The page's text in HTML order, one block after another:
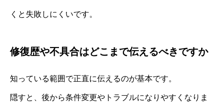
くと失敗しにくいです。
修復歴や不具合はどこまで伝えるべきですか
知っている範囲で正直に伝えるのが基本です。
隠すと、後から条件変更やトラブルになりやすくなりま